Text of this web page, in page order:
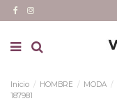
Inicio HOMBRE MODA
187981